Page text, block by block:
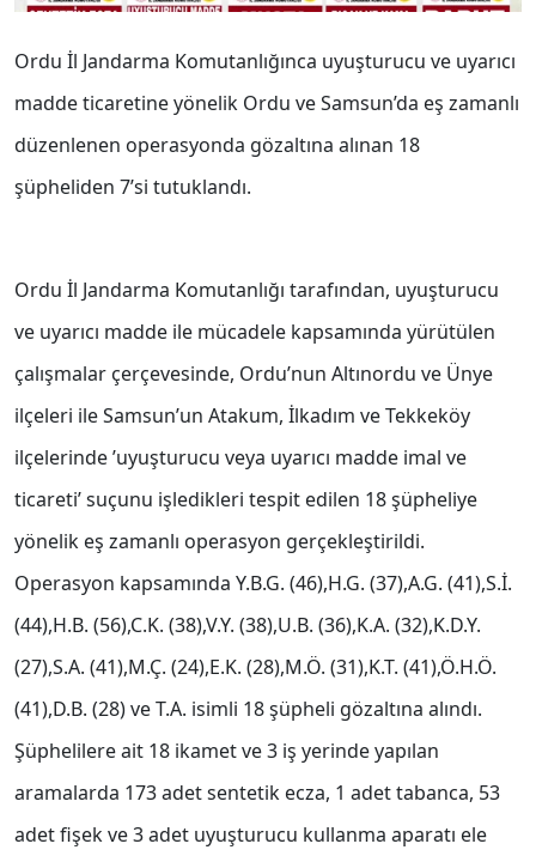
Ordu İl Jandarma Komutanlığınca uyuşturucu ve uyarıcı
madde ticaretine yönelik Ordu ve Samsun’da eş zamanlı
düzenlenen operasyonda gözaltına alınan 18
şüpheliden 7’si tutuklandı.
Ordu İl Jandarma Komutanlığı tarafından, uyuşturucu
ve uyarıcı madde ile mücadele kapsamında yürütülen
çalışmalar çerçevesinde, Ordu’nun Altınordu ve Ünye
ilçeleri ile Samsun’un Atakum, İlkadım ve Tekkeköy
ilçelerinde ’uyuşturucu veya uyarıcı madde imal ve
ticareti’ suçunu işledikleri tespit edilen 18 şüpheliye
yönelik eş zamanlı operasyon gerçekleştirildi.
Operasyon kapsamında Y.B.G. (46),H.G. (37),A.G. (41),S.İ.
(44),H.B. (56),C.K. (38),V.Y. (38),U.B. (36),K.A. (32),K.D.Y.
(27),S.A. (41),M.Ç. (24),E.K. (28),M.Ö. (31),K.T. (41),Ö.H.Ö.
(41),D.B. (28) ve T.A. isimli 18 şüpheli gözaltına alındı.
Şüphelilere ait 18 ikamet ve 3 iş yerinde yapılan
aramalarda 173 adet sentetik ecza, 1 adet tabanca, 53
adet fişek ve 3 adet uyuşturucu kullanma aparatı ele